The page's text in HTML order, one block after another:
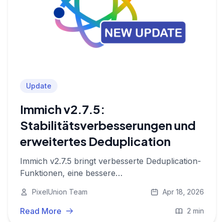
Update
Immich v2.7.5:
Stabilitätsverbesserungen und
erweitertes Deduplication
Immich v2.7.5 bringt verbesserte Deduplication-
Funktionen, eine bessere
Fehlerbehebungen. Alle PixelUnion-Nutzer
werden heute aktualisiert.
PixelUnion Team Apr 18, 2026
Read More 2 min